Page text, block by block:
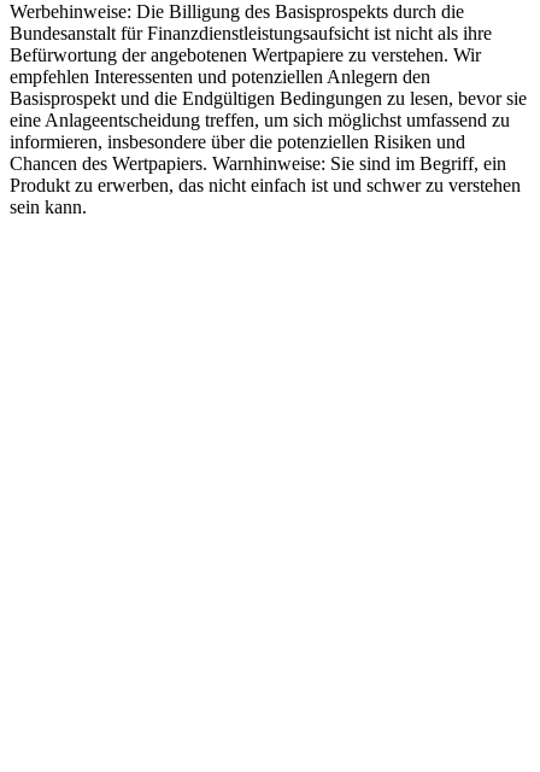
Werbehinweise: Die Billigung des Basisprospekts durch die
Bundesanstalt für Finanzdienstleistungsaufsicht ist nicht als ihre
Befürwortung der angebotenen Wertpapiere zu verstehen. Wir
empfehlen Interessenten und potenziellen Anlegern den
Basisprospekt und die Endgültigen Bedingungen zu lesen, bevor sie
eine Anlageentscheidung treffen, um sich möglichst umfassend zu
informieren, insbesondere über die potenziellen Risiken und
Chancen des Wertpapiers. Warnhinweise: Sie sind im Begriff, ein
Produkt zu erwerben, das nicht einfach ist und schwer zu verstehen
sein kann.